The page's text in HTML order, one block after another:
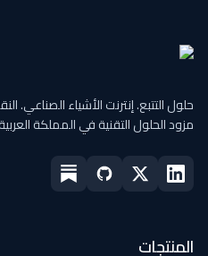
حلول التتبع. إنترنت الأشياء الصناعي.
مزود الحلول التقنية في المملكة
المنتجات